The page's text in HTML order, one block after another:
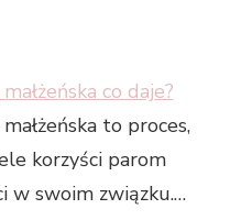
co daje?
to proces,
korzyści parom
w swoim związku.…